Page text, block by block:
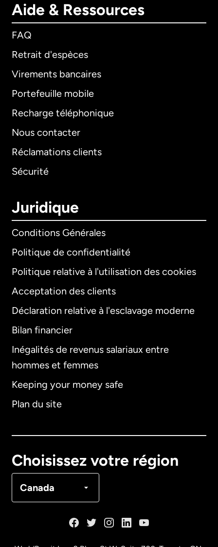
Aide & Ressources
FAQ
Retrait d'espèces
Virements bancaires
Portefeuille mobile
Recharge téléphonique
Nous contacter
Réclamations clients
Sécurité
Juridique
Conditions Générales
Politique de confidentialité
Politique relative à l'utilisation des cookies
Acceptation des clients
Déclaration relative à l'esclavage moderne
Bilan financier
Inégalités de revenus salariaux entre
hommes et femmes
Keeping your money safe
Plan du site
Choisissez votre région
Canada
International
Allemagne
Français